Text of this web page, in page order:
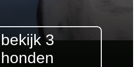
bekijk 3
honden